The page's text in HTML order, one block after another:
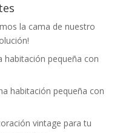
la cama de nuestro
habitación pequeña con
habitación pequeña con
vintage para tu